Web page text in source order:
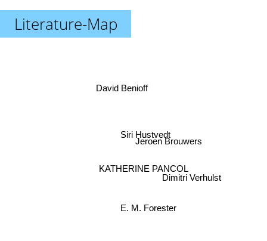
Literature-Map
Siri Hustvedt
E. M. Forester
KATHERINE PANCOL
David Benioff
Jeroen Brouwers
Dimitri Verhulst